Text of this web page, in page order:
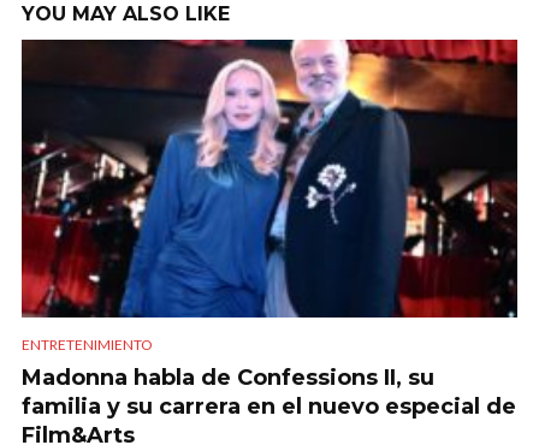
YOU MAY ALSO LIKE
ENTRETENIMIENTO
Madonna habla de Confessions II, su
familia y su carrera en el nuevo especial de
Film&Arts